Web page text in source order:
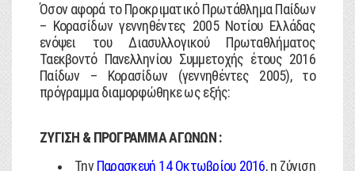
Όσον αφορά το Προκριματικό Πρωτάθλημα Παίδων
– Κορασίδων γεννηθέντες 2005 Νοτίου Ελλάδας
ενόψει του Διασυλλογικού Πρωταθλήματος
Ταεκβοντό Πανελληνίου Συμμετοχής έτους 2016
Παίδων – Κορασίδων (γεννηθέντες 2005), το
πρόγραμμα διαμορφώθηκε ως εξής:
ΖΥΓΙΣΗ & ΠΡΟΓΡΑΜΜΑ ΑΓΩΝΩΝ :
Την Παρασκευή 14 Οκτωβρίου 2016, η ζύγιση